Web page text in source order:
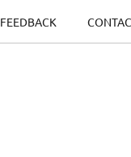
FEEDBACK